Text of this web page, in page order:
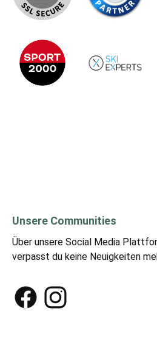
Unsere Communities
Über unsere Social Media
verpasst du keine Neuigkeiten
FacebookInstagram